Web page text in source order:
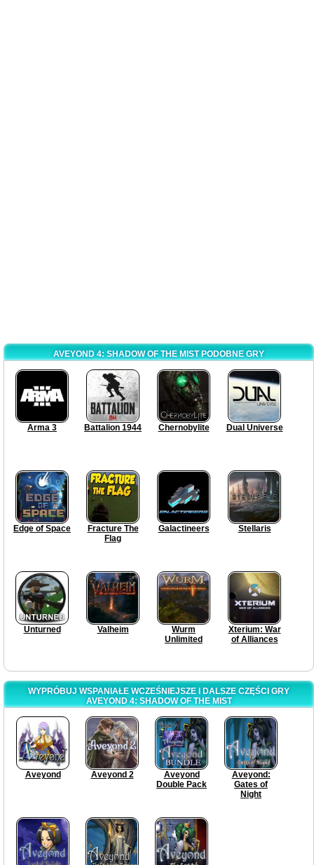
AVEYOND 4: SHADOW OF THE MIST PODOBNE GRY
Arma 3 Battalion 1944 Chernobylite Dual Universe
Edge of Space
Fracture The
Flag
Galactineers Stellaris
Unturned Valheim
Wurm
Unlimited
Xterium: War
of Alliances
WYPRÓBUJ WSPANIAŁE WCZEŚNIEJSZE I DALSZE CZĘŚCI GRY
AVEYOND 4: SHADOW OF THE MIST
Aveyond Aveyond 2
Aveyond
Double Pack
Aveyond:
Gates of
Night